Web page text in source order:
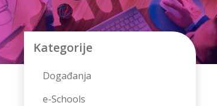
Kategorije
Događanja
e-Schools